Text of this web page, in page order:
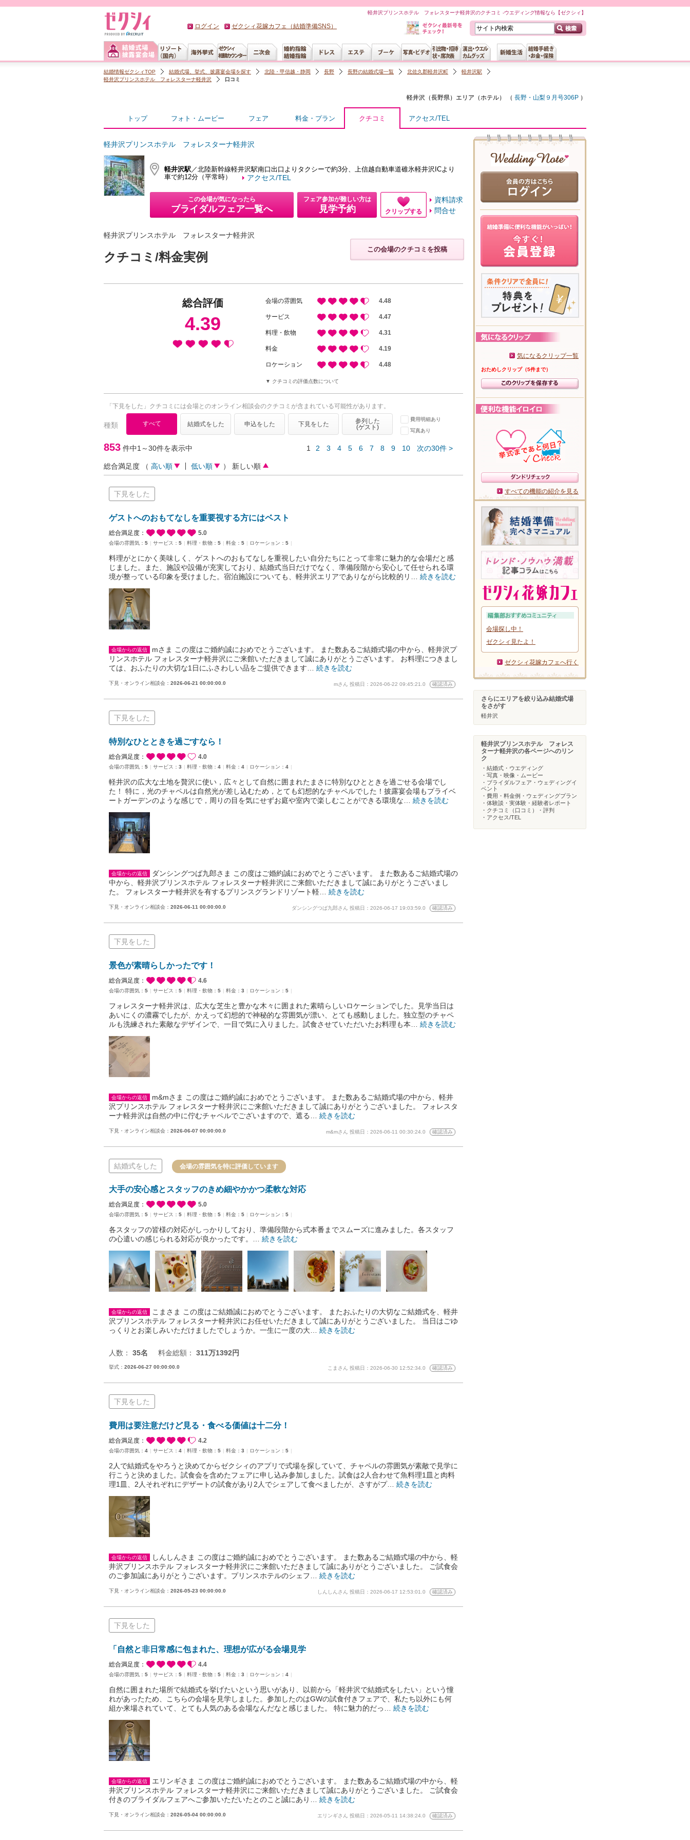
軽井沢プリンスホテル フォレスターナ軽井沢のクチコミ -ウエディング情報なら【ゼクシィ】
ログイン ゼクシィ花嫁カフェ（結婚準備SNS）
結婚情報ゼクシィTOP 結婚式場、挙式、披露宴会場を探す 北陸・甲信越・静岡 長野 長野の結婚式場一覧 北佐久郡軽井沢町
軽井沢駅
軽井沢プリンスホテル フォレスターナ軽井沢
口コミ
軽井沢（長野県） エリア（ホテル） （ 長野・山梨９月号306P ）
トップ フォト・ムービー フェア 料金・プラン クチコミ アクセス/TEL
軽井沢プリンスホテル フォレスターナ軽井沢
軽井沢駅／北陸新幹線軽井沢駅南口出口よりタクシーで約3分、上信越自動車道碓氷軽井沢ICより
車で約12分（平常時）
アクセス/TEL
この会場が気になったら
ブライダルフェア一覧へ
フェア参加が難しい方は
見学予約 クリップする
資料請求
問合せ
軽井沢プリンスホテル フォレスターナ軽井沢
クチコミ/料金実例
この会場のクチコミを投稿
総合評価
4.39
会場の雰囲気 4.48
サービス 4.47
料理・飲物 4.31
料金 4.19
ロケーション 4.48
クチコミの評価点数について
「下見をした」クチコミには会場とのオンライン相談会のクチコミが含まれている可能性があります。
種類 すべて 結婚式をした 申込をした 下見をした
参列した
(ゲスト)
費用明細あり
写真あり
853 件中1～30件を表示中 1 2 3 4 5 6 7 8 9 10 次の30件 >
総合満足度 （ 高い順 低い順 ） 新しい順
下見をした
ゲストへのおもてなしを重要視する方にはベスト
総合満足度： 5.0
会場の雰囲気： 5 サービス： 5 料理・飲物： 5 料金： 5 ロケーション： 5
料理がとにかく美味しく、ゲストへのおもてなしを重視したい自分たちにとって非常に魅力的な会場だと感
じました。また、施設や設備が充実しており、結婚式当日だけでなく、準備段階から安心して任せられる環
境が整っている印象を受けました。宿泊施設についても、軽井沢エリアでありながら比較的リ… 続きを読む
会場からの返信
mさま この度はご婚約誠におめでとうございます。 また数あるご結婚式場の中から、軽井沢プ
リンスホテル フォレスターナ軽井沢にご来館いただきまして誠にありがとうございます。 お料理につきまし
ては、おふたりの大切な1日にふさわしい品をご提供できます… 続きを読む
下見・オンライン相談会： 2026-06-21 00:00:00.0 mさん 投稿日：2026-06-22 09:45:21.0 確認済み
下見をした
特別なひとときを過ごすなら！
総合満足度： 4.0
会場の雰囲気： 5 サービス： 3 料理・飲物： 4 料金： 4 ロケーション： 4
軽井沢の広大な土地を贅沢に使い，広々として自然に囲まれたまさに特別なひとときを過ごせる会場でし
た！ 特に，光のチャペルは自然光が差し込むため，とても幻想的なチャペルでした！披露宴会場もプライベ
ートガーデンのような感じで，周りの目を気にせずお庭や室内で楽しむことができる環境な… 続きを読む
会場からの返信
ダンシングつば九郎さま この度はご婚約誠におめでとうございます。 また数あるご結婚式場の
中から、軽井沢プリンスホテル フォレスターナ軽井沢にご来館いただきまして誠にありがとうございまし
た。 フォレスターナ軽井沢を有するプリンスグランドリゾート軽… 続きを読む
下見・オンライン相談会： 2026-06-11 00:00:00.0 ダンシングつば九郎さん 投稿日：2026-06-17 19:03:59.0 確認済み
下見をした
景色が素晴らしかったです！
総合満足度： 4.6
会場の雰囲気： 5 サービス： 5 料理・飲物： 5 料金： 3 ロケーション： 5
フォレスターナ軽井沢は、広大な芝生と豊かな木々に囲まれた素晴らしいロケーションでした。見学当日は
あいにくの濃霧でしたが、かえって幻想的で神秘的な雰囲気が漂い、とても感動しました。独立型のチャペ
ルも洗練された素敵なデザインで、一目で気に入りました。試食させていただいたお料理も本… 続きを読む
会場からの返信
m&mさま この度はご婚約誠におめでとうございます。 また数あるご結婚式場の中から、軽井
沢プリンスホテル フォレスターナ軽井沢にご来館いただきまして誠にありがとうございました。 フォレスタ
ーナ軽井沢は自然の中に佇むチャペルでございますので、遮る… 続きを読む
下見・オンライン相談会： 2026-06-07 00:00:00.0 m&mさん 投稿日：2026-06-11 00:30:24.0 確認済み
結婚式をした 会場の雰囲気を特に評価しています
大手の安心感とスタッフのきめ細やかかつ柔軟な対応
総合満足度： 5.0
会場の雰囲気： 5 サービス： 5 料理・飲物： 5 料金： 5 ロケーション： 5
各スタッフの皆様の対応がしっかりしており、準備段階から式本番までスムーズに進みました。各スタッフ
の心遣いの感じられる対応が良かったです。… 続きを読む
会場からの返信
こまさま この度はご結婚誠におめでとうございます。 またおふたりの大切なご結婚式を、軽井
沢プリンスホテル フォレスターナ軽井沢にお任せいただきまして誠にありがとうございました。 当日はごゆ
っくりとお楽しみいただけましたでしょうか。一生に一度の大… 続きを読む
人数： 35名 料金総額： 311万1392円
挙式： 2026-06-27 00:00:00.0 こまさん 投稿日：2026-06-30 12:52:34.0 確認済み
下見をした
費用は要注意だけど見る・食べる価値は十二分！
総合満足度： 4.2
会場の雰囲気： 4 サービス： 4 料理・飲物： 5 料金： 3 ロケーション： 5
2人で結婚式をやろうと決めてからゼクシィのアプリで式場を探していて、チャペルの雰囲気が素敵で見学に
行こうと決めました。試食会を含めたフェアに申し込み参加しました。試食は2人合わせて魚料理1皿と肉料
理1皿、2人それぞれにデザートの試食があり2人でシェアして食べましたが、さすがプ… 続きを読む
会場からの返信
しんしんさま この度はご婚約誠におめでとうございます。 また数あるご結婚式場の中から、軽
井沢プリンスホテル フォレスターナ軽井沢にご来館いただきまして誠にありがとうございました。 ご試食会
のご参加誠にありがとうございます。プリンスホテルのシェフ… 続きを読む
下見・オンライン相談会： 2026-05-23 00:00:00.0 しんしんさん 投稿日：2026-06-17 12:53:01.0 確認済み
下見をした
「自然と非日常感に包まれた、理想が広がる会場見学
総合満足度： 4.4
会場の雰囲気： 5 サービス： 5 料理・飲物： 5 料金： 3 ロケーション： 4
自然に囲まれた場所で結婚式を挙げたいという思いがあり、以前から「軽井沢で結婚式をしたい」という憧
れがあったため、こちらの会場を見学しました。参加したのはGWの試食付きフェアで、私たち以外にも何
組か来場されていて、とても人気のある会場なんだなと感じました。 特に魅力的だっ… 続きを読む
会場からの返信
エリンギさま この度はご婚約誠におめでとうございます。 また数あるご結婚式場の中から、軽
井沢プリンスホテル フォレスターナ軽井沢にご来館いただきまして誠にありがとうございました。 ご試食会
付きのブライダルフェアへご参加いただいたとのこと誠にあり… 続きを読む
下見・オンライン相談会： 2026-05-04 00:00:00.0 エリンギさん 投稿日：2026-05-11 14:38:24.0 確認済み
気になるクリップ一覧
おためしクリップ（5件まで）
すべての機能の紹介を見る
会場探し中！
ゼクシィ見たよ！
ゼクシィ花嫁カフェへ行く
さらにエリアを絞り込み結婚式場
をさがす
軽井沢
軽井沢プリンスホテル フォレス
ターナ軽井沢の各ページへのリン
ク
・結婚式・ウエディング
・写真・映像・ムービー
・ブライダルフェア・ウェディングイ
ベント
・費用・料金例・ウェディングプラン
・体験談・実体験・経験者レポート
・クチコミ（口コミ）・評判
・アクセス/TEL